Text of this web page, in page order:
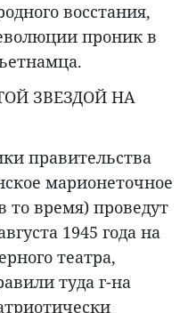
восстания,
проник в
ЗВЕЗДОЙ НА
правительства
марионеточное
то время) проведут
1945 года на
театра,
туда г-на